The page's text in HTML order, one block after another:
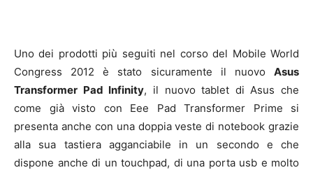
Uno dei prodotti più seguiti nel corso del Mobile World
Congress 2012 è stato sicuramente il nuovo Asus
Transformer Pad Infinity, il nuovo tablet di Asus che
come già visto con Eee Pad Transformer Prime si
presenta anche con una doppia veste di notebook grazie
alla sua tastiera agganciabile in un secondo e che
dispone anche di un touchpad, di una porta usb e molto